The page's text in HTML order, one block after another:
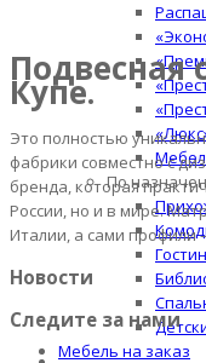
По
Мебель на заказ
Подвесная
Купе.
Это полностью
фабрики совместно с
бренда, которая
России, но и в мире.
Италии, а сами профили
Новости
Следите за нами